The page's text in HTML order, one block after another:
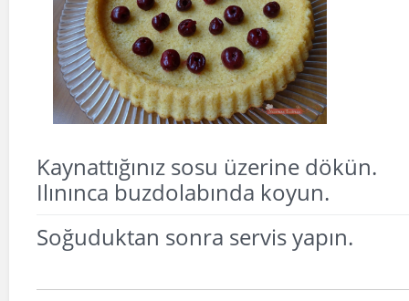
Kaynattığınız sosu üzerine dökün.
Ilınınca buzdolabında koyun.
Soğuduktan sonra servis yapın.